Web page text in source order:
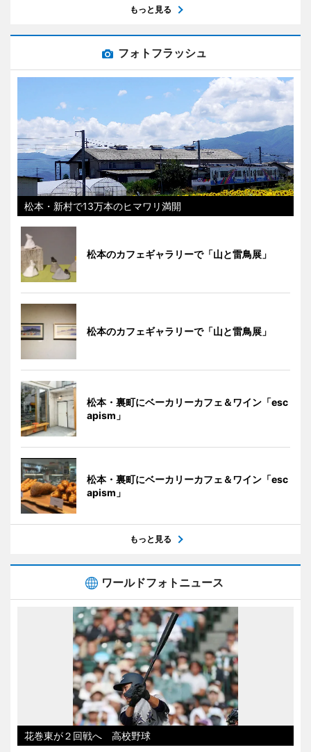
もっと見る
フォトフラッシュ
松本・新村で13万本のヒマワリ満開
松本のカフェギャラリーで「山と雷鳥展」
松本のカフェギャラリーで「山と雷鳥展」
松本・裏町にベーカリーカフェ＆ワイン「esc
apism」
松本・裏町にベーカリーカフェ＆ワイン「esc
apism」
もっと見る
ワールドフォトニュース
花巻東が２回戦へ 高校野球